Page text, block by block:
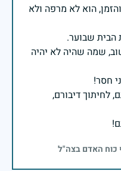
הוא לא מרפה ולא
שמה שהיה לא יהיה
לחיתוך דיבורם,
כוח האדם בצה"ל